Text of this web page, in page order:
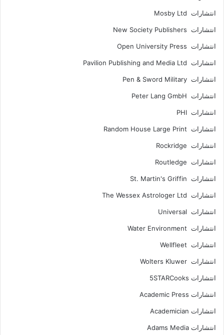
انتشارات Mosby Ltd
انتشارات New Society Publishers
انتشارات Open University Press
انتشارات Pavilion Publishing and Media Ltd
انتشارات Pen & Sword Military
انتشارات Peter Lang GmbH
انتشارات PHI
انتشارات Random House Large Print
انتشارات Rockridge
انتشارات Routledge
انتشارات St. Martin's Griffin
انتشارات The Wessex Astrologer Ltd
انتشارات Universal
انتشارات Water Environment
انتشارات Wellfleet
انتشارات Wolters Kluwer
انتشارات 5STARCooks
انتشارات Academic Press
انتشارات Academician
انتشارات Adams Media